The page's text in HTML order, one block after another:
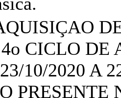
CICLO DE
10/2020 A